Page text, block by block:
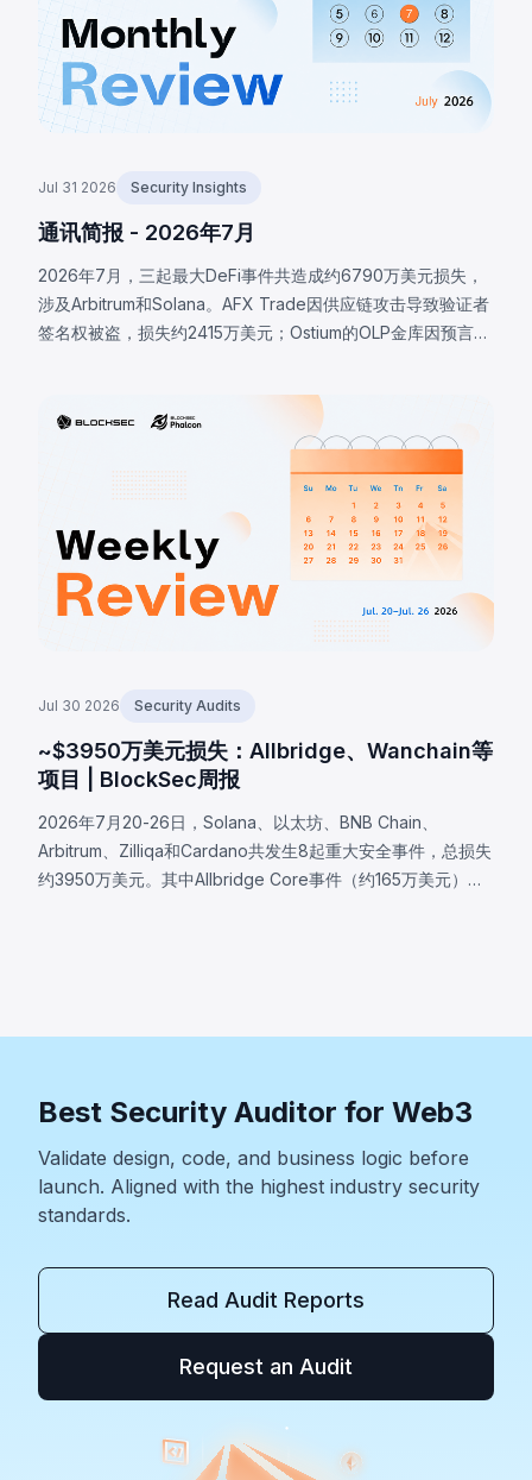
Jul 31 2026 Security Insights
通讯简报 - 2026年7月
2026年7月，三起最大DeFi事件共造成约6790万美元损失，
涉及Arbitrum和Solana。AFX Trade因供应链攻击导致验证者
签名权被盗，损失约2415万美元；Ostium的OLP金库因预言机
BonkDAO攻击者花费440万美元获取足够投票权，通过恶意
国库转账提案，损失约2000万美元。三起事件均表明协议安
Jul 30 2026 Security Audits
~$3950万美元损失：Allbridge、Wanchain等
项目 | BlockSec周报
2026年7月20-26日，Solana、以太坊、BNB Chain、
Arbitrum、Zilliqa和Cardano共发生8起重大安全事件，总损失
约3950万美元。其中Allbridge Core事件（约165万美元）暴
Best Security Auditor for Web3
Validate design, code, and business logic before
launch. Aligned with the highest industry security
standards.
Read Audit Reports
Request an Audit